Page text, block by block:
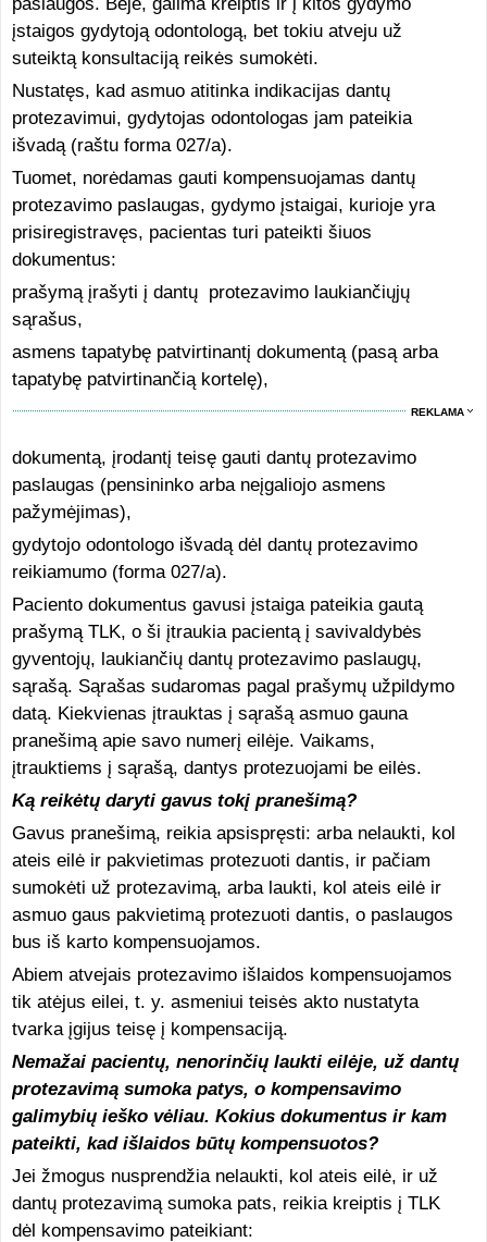
įstaigos gydytoją odontologą, bet tokiu atveju už
suteiktą konsultaciją reikės sumokėti.
Nustatęs, kad asmuo atitinka indikacijas dantų
protezavimui, gydytojas odontologas jam pateikia
išvadą (raštu forma 027/a).
Tuomet, norėdamas gauti kompensuojamas dantų
protezavimo paslaugas, gydymo įstaigai, kurioje yra
prisiregistravęs, pacientas turi pateikti šiuos
dokumentus:
prašymą įrašyti į dantų protezavimo laukiančiųjų
sąrašus,
asmens tapatybę patvirtinantį dokumentą (pasą arba
tapatybę patvirtinančią kortelę),
REKLAMA
dokumentą, įrodantį teisę gauti dantų protezavimo
paslaugas (pensininko arba neįgaliojo asmens
pažymėjimas),
gydytojo odontologo išvadą dėl dantų protezavimo
reikiamumo (forma 027/a).
Paciento dokumentus gavusi įstaiga pateikia gautą
prašymą TLK, o ši įtraukia pacientą į savivaldybės
gyventojų, laukiančių dantų protezavimo paslaugų,
sąrašą. Sąrašas sudaromas pagal prašymų užpildymo
datą. Kiekvienas įtrauktas į sąrašą asmuo gauna
pranešimą apie savo numerį eilėje. Vaikams,
įtrauktiems į sąrašą, dantys protezuojami be eilės.
Ką reikėtų daryti gavus tokį pranešimą?
Gavus pranešimą, reikia apsispręsti: arba nelaukti, kol
ateis eilė ir pakvietimas protezuoti dantis, ir pačiam
sumokėti už protezavimą, arba laukti, kol ateis eilė ir
asmuo gaus pakvietimą protezuoti dantis, o paslaugos
bus iš karto kompensuojamos.
Abiem atvejais protezavimo išlaidos kompensuojamos
tik atėjus eilei, t. y. asmeniui teisės akto nustatyta
tvarka įgijus teisę į kompensaciją.
Nemažai pacientų, nenorinčių laukti eilėje, už dantų
protezavimą sumoka patys, o kompensavimo
galimybių ieško vėliau. Kokius dokumentus ir kam
pateikti, kad išlaidos būtų kompensuotos?
Jei žmogus nusprendžia nelaukti, kol ateis eilė, ir už
dantų protezavimą sumoka pats, reikia kreiptis į TLK
dėl kompensavimo pateikiant: